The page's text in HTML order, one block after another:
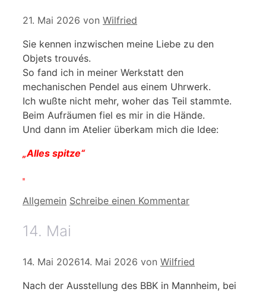
21. Mai 2026 von Wilfried
Sie kennen inzwischen meine Liebe zu den
Objets trouvés.
So fand ich in meiner Werkstatt den
mechanischen Pendel aus einem Uhrwerk.
Ich wußte nicht mehr, woher das Teil stammte.
Beim Aufräumen fiel es mir in die Hände.
Und dann im Atelier überkam mich die Idee:
„Alles spitze“
Kategorien
Allgemein Schreibe einen Kommentar
14. Mai
14. Mai 202614. Mai 2026 von Wilfried
Nach der Ausstellung des BBK in Mannheim, bei